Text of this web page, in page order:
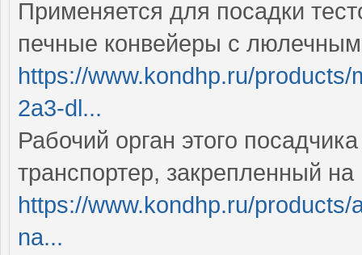
Применяется для посадки
печные конвейеры с
https://www.kondhp.ru/
2a3-dl...
Рабочий орган этого
транспортер, закрепленный
https://www.kondhp.ru/
na...